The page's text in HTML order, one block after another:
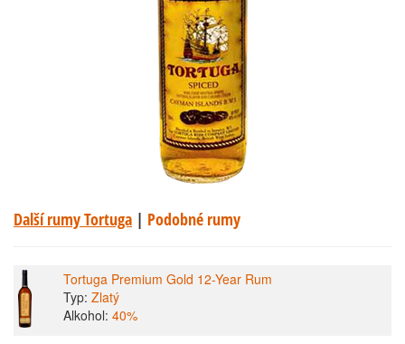
Další rumy Tortuga | Podobné rumy
Tortuga Premium Gold 12-Year Rum
Typ: Zlatý
Alkohol: 40%